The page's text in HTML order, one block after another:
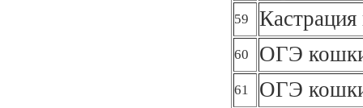
59 Кастрация
60 ОГЭ
61 ОГЭ